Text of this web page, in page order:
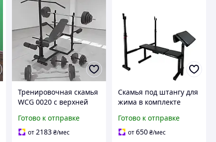
Тренировочная скамья
WCG 0020 с верхней
+ комплект штанги и
гантелей 128 кг
Готово к отправке
от2183 ₴/мес
Скамья под штангу для
жима в комплекте
парта Скотта WCG - 006
Готово к отправке
от650₴/мес